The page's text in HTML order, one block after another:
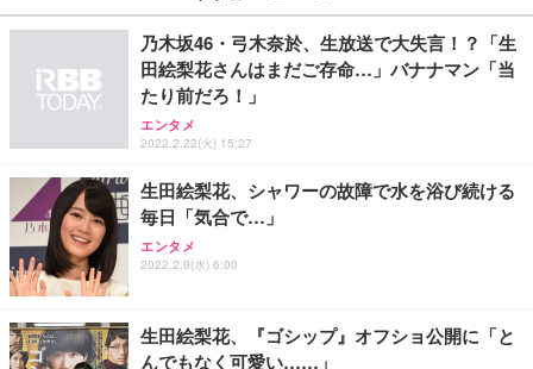
￥27,999
Sezlife オフィスチェア デスクチェア 疲れない テレ
ワーク チェア 強化バックレスト 30度ロッキング機
能 人間工学 椅子 腰サポート 90度跳ね上げ式アーム
レスト 3Dヘッドレスト ハンガー付き 高反発クッシ
務用 おしゃれ パソコンチェア (ブラック)
Sezlife オフィスチェア デスクチェア 疲れない テレ
ワーク チェア 強化バックレスト 30度ロッキング機
能 人間工学 椅子 腰サポート 90度跳ね上げ式アーム
務用 おしゃれ パソコンチェア (ホワイト)
【純正品】27"ゲーミングモニター DualSense 充電
フック付き（CFI-ZDM1J）
￥49,979
【整備済み品】Dell E2724HS 27インチ 液晶モニタ
ー フルHD（1920×1080）VA 非光沢 HDMI/DisplayP
ort/VGA スピーカー内蔵 高さ調整 スイベル VESA対
￥3,234
ネオ・ルーライフ ネオ・オムツ L 中型犬用 26枚入
り 単品
￥1,800
Smart Basic(スマートベーシック) 【Amazon.co.jp
限定】 Smart Basic アイリスオーヤマ ペットシーツ
超厚型 お徳用 ワイド 100枚入 (x 1) (ケース販売)
乃木坂46・弓木奈於、生放送で大失言！？「生
田絵梨花さんはまだご存命…」バナナマン「当
たり前だろ！」
エンタメ
2022.2.22(火) 15:27
生田絵梨花、シャワーの故障で水を浴び続ける
毎日「気合で…」
エンタメ
2022.2.9(水) 6:00
生田絵梨花、『ゴシップ』オフショ公開に「と
んでもなく可愛い……」